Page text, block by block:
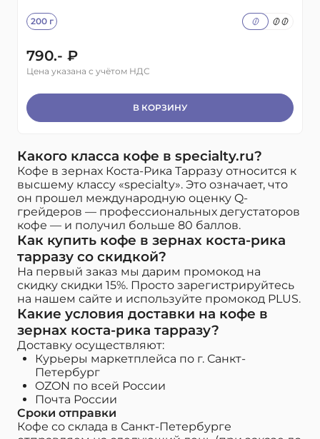
200 г
790.- ₽
Цена указана с учётом НДС
В КОРЗИНУ
Какого класса кофе в specialty.ru?
Кофе в зернах Коста-Рика Тарразу относится к
высшему классу «specialty». Это означает, что
он прошел международную оценку Q-
грейдеров — профессиональных дегустаторов
кофе — и получил больше 80 баллов.
Как купить кофе в зернах коста-рика
тарразу со скидкой?
На первый заказ мы дарим промокод на
скидку скидки 15%. Просто зарегистрируйтесь
на нашем сайте и используйте промокод PLUS.
Какие условия доставки на кофе в
зернах коста-рика тарразу?
Доставку осуществляют:
Курьеры маркетплейса по г. Санкт-
Петербург
OZON по всей России
Почта России
Сроки отправки
Кофе со склада в Санкт-Петербурге